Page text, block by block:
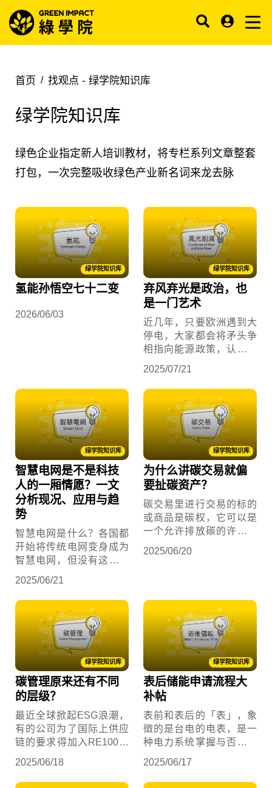
首页 找观点 - 绿学院知识库
绿学院知识库
绿色企业指定新人培训教材，将专栏系列文章整套
打包，一次完整吸收绿色产业新名词来龙去脉
绿学院知识库
氢能孙悟空七十二变
2026/06/03
绿学院知识库
弃风弃光是政治，也
是一门艺术
近几年，只要欧洲遇到大
停电，大家都会将矛头争
相指向能源政策，认为再
网不稳的主因。确实，再
生能源发电的间歇性、不
易预测性、缺乏调度弹
性，会造成电力调度以下
四个挑战：
2025/07/21
绿学院知识库
智慧电网是不是科技
人的一厢情愿？一文
分析现况、应用与趋
势
智慧电网是什么？各国都
开始将传统电网变身成为
智慧电网，但没有这个东
我们要来看的就是智慧电
网与传统电网的差异，以
及其应用与现况，让你了
解未来的能源趋势。
2025/06/21
绿学院知识库
为什么讲碳交易就偏
要扯碳资产？
碳交易里进行交易的标的
或商品是碳权，它可以是
一个允许排放碳的许可，
效。碳权，是人类历史上
融商品。
2025/06/20
绿学院知识库
碳管理原来还有不同
的层级？
最近全球掀起ESG浪潮，
有的公司为了国际上供应
链的要求得加入RE100，
欧盟宣布碳边境调整机制
(CBAM)后，又得赶紧研究
2025/06/18
绿学院知识库
表后储能申请流程大
补帖
表前和表后的「表」，象
徵的是台电的电表，是一
种电力系统掌握与否的责
法，通常是在谈论储能安
装于电表的位置，便于釐
2025/06/17